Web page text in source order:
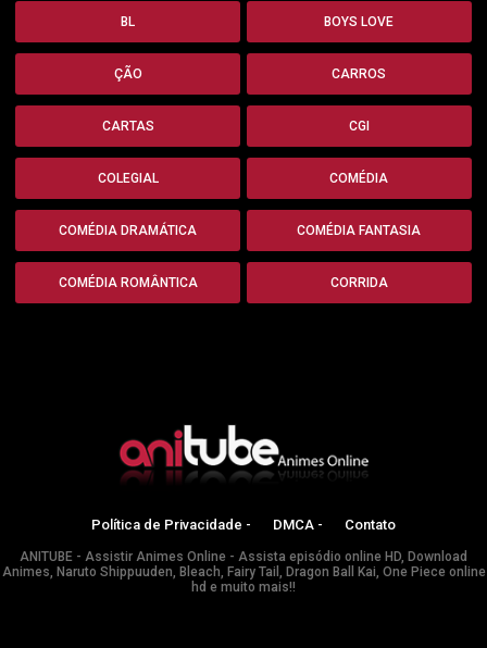
BL BOYS LOVE
ÇÃO CARROS
CARTAS CGI
COLEGIAL COMÉDIA
COMÉDIA DRAMÁTICA COMÉDIA FANTASIA
COMÉDIA ROMÂNTICA CORRIDA
Política de Privacidade - DMCA - Contato
ANITUBE - Assistir Animes Online - Assista episódio online HD, Download
Animes, Naruto Shippuuden, Bleach, Fairy Tail, Dragon Ball Kai, One Piece online
hd e muito mais!!